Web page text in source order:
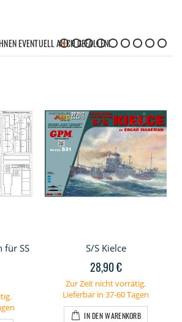
EVENTUELL AUCH GEFALLEN!
für SS
S/S Kielce
28,90 €
Zur Zeit nicht vorrätig.
Lieferbar in 37-60 Tagen
IN DEN WARENKORB